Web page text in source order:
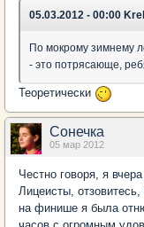
05.03.2012 - 00:00
По мокрому зимнему
- это потрясающе,
Теоретически
Сонечка
05 мар 2012
Честно говоря, я
Лицеисты,
на финише я была